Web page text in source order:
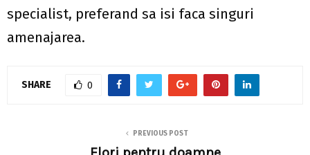
specialist, preferand sa isi faca singuri
amenajarea.
SHARE 0
PREVIOUS POST